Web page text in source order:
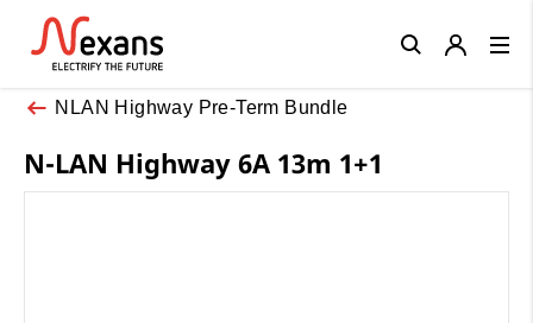
NLAN Highway Pre-Term Bundle
N-LAN Highway 6A 13m 1+1
Close